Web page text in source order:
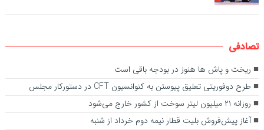
تصادفی
ریخت و پاش ها هنوز در بودجه باقی است
طرح دوفوریتی تعلیق پیوستن به کنوانسیون CFT در دستورکار مجلس
روزانه ۲۱ میلیون لیتر سوخت از کشور خارج می‌شود
آغاز پیش‌فروش بلیت‌ قطار نیمه دوم خرداد از شنبه